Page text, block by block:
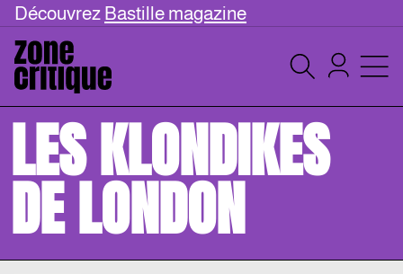
Découvrez Bastille magazine
LES KLONDIKES
DE LONDON